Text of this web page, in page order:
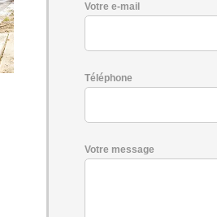
Votre e-mail
Téléphone
Votre message